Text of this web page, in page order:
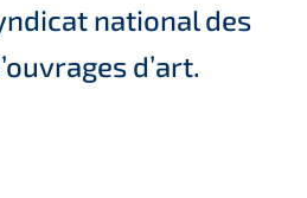
national des
d’art.